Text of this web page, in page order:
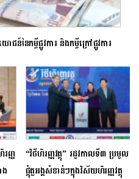
នៃកម្ចីផ្លូវការ និងកម្ចីក្រៅផ្លូវការ
ញ្ញ
ង
“វិថីហិរញ្ញវត្ថុ” រដូវកាលទី៣ ប្រមូល
ផ្តុំតួអង្គសំខាន់ៗក្នុងវិស័យហិរញ្ញវត្ថុ